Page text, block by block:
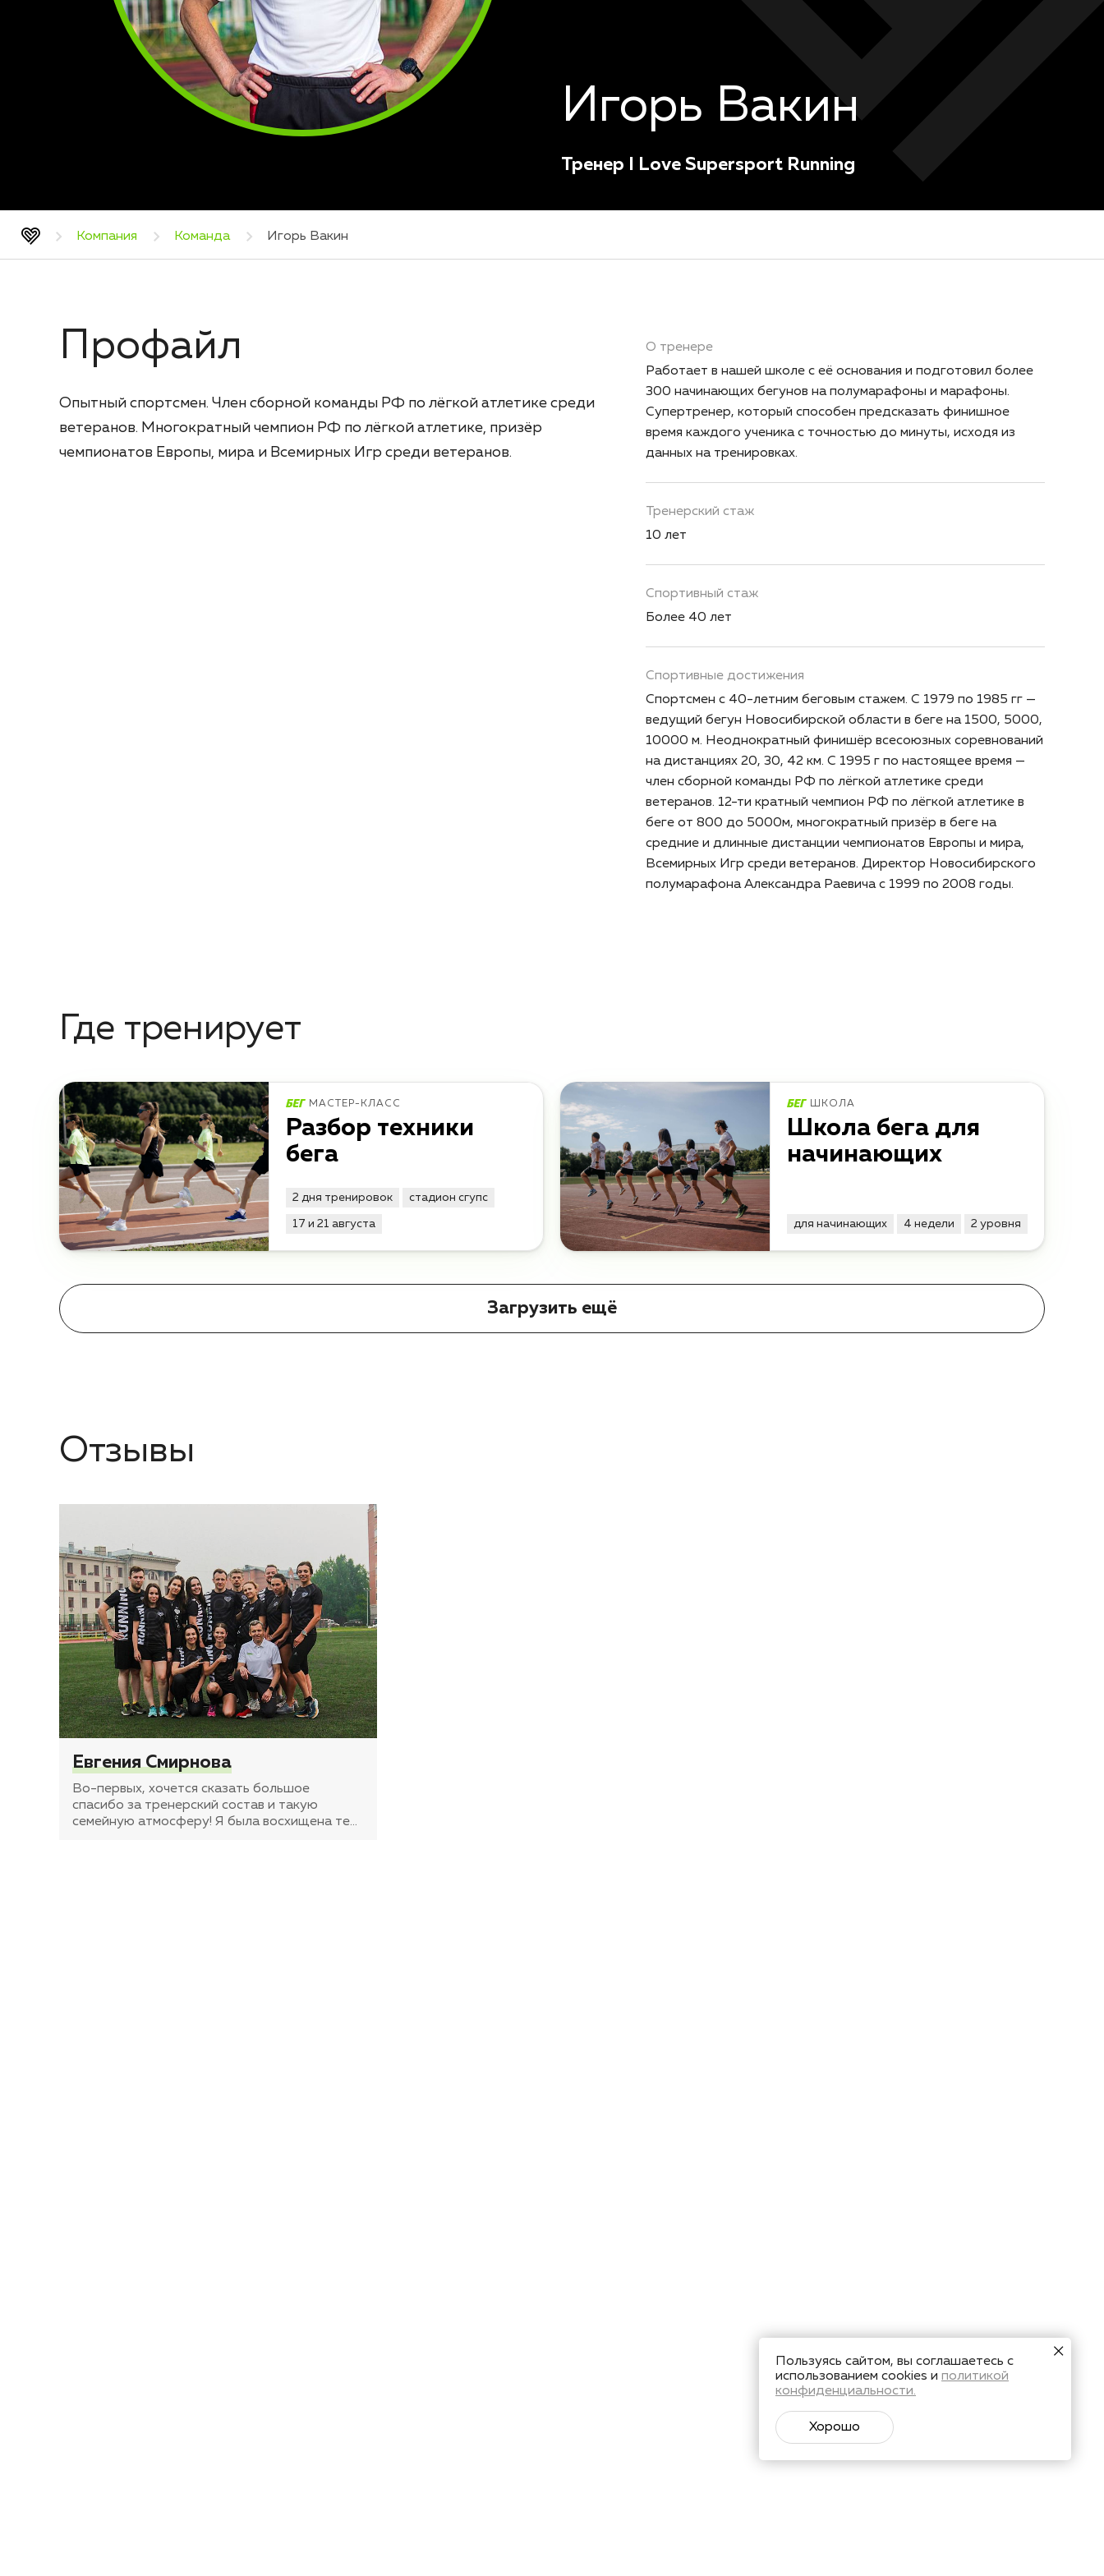
Игорь Вакин
Тренер I Love Supersport Running
Компания Команда Игорь Вакин
Профайл
Опытный спортсмен. Член сборной команды РФ по лёгкой атлетике среди
ветеранов. Многократный чемпион РФ по лёгкой атлетике, призёр
чемпионатов Европы, мира и Всемирных Игр среди ветеранов.
О тренере
Работает в нашей школе с её основания и подготовил более
300 начинающих бегунов на полумарафоны и марафоны.
Супертренер, который способен предсказать финишное
время каждого ученика с точностью до минуты, исходя из
данных на тренировках.
Тренерский стаж
10 лет
Спортивный стаж
Более 40 лет
Спортивные достижения
Спортсмен с 40-летним беговым стажем. С 1979 по 1985 гг —
ведущий бегун Новосибирской области в беге на 1500, 5000,
10000 м. Неоднократный финишёр всесоюзных соревнований
на дистанциях 20, 30, 42 км. С 1995 г по настоящее время —
член сборной команды РФ по лёгкой атлетике среди
ветеранов. 12-ти кратный чемпион РФ по лёгкой атлетике в
беге от 800 до 5000м, многократный призёр в беге на
средние и длинные дистанции чемпионатов Европы и мира,
Всемирных Игр среди ветеранов. Директор Новосибирского
полумарафона Александра Раевича с 1999 по 2008 годы.
Где тренирует
МАСТЕР-КЛАСС
Разбор техники
бега
2 дня тренировок стадион сгупс
17 и 21 августа
ШКОЛА
Школа бега для
начинающих
для начинающих 4 недели 2 уровня
Загрузить ещё
Отзывы
Евгения Смирнова
Во-первых, хочется сказать большое
спасибо за тренерский состав и такую
семейную атмосферу! Я была восхищена те…
Пользуясь сайтом, вы соглашаетесь с
использованием cookies и политикой
конфиденциальности.
Хорошо